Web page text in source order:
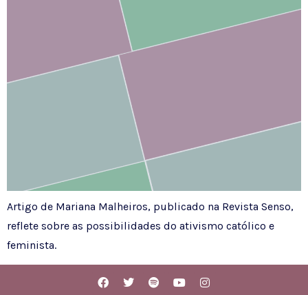
Artigo de Mariana Malheiros, publicado na Revista Senso,
reflete sobre as possibilidades do ativismo católico e
feminista.